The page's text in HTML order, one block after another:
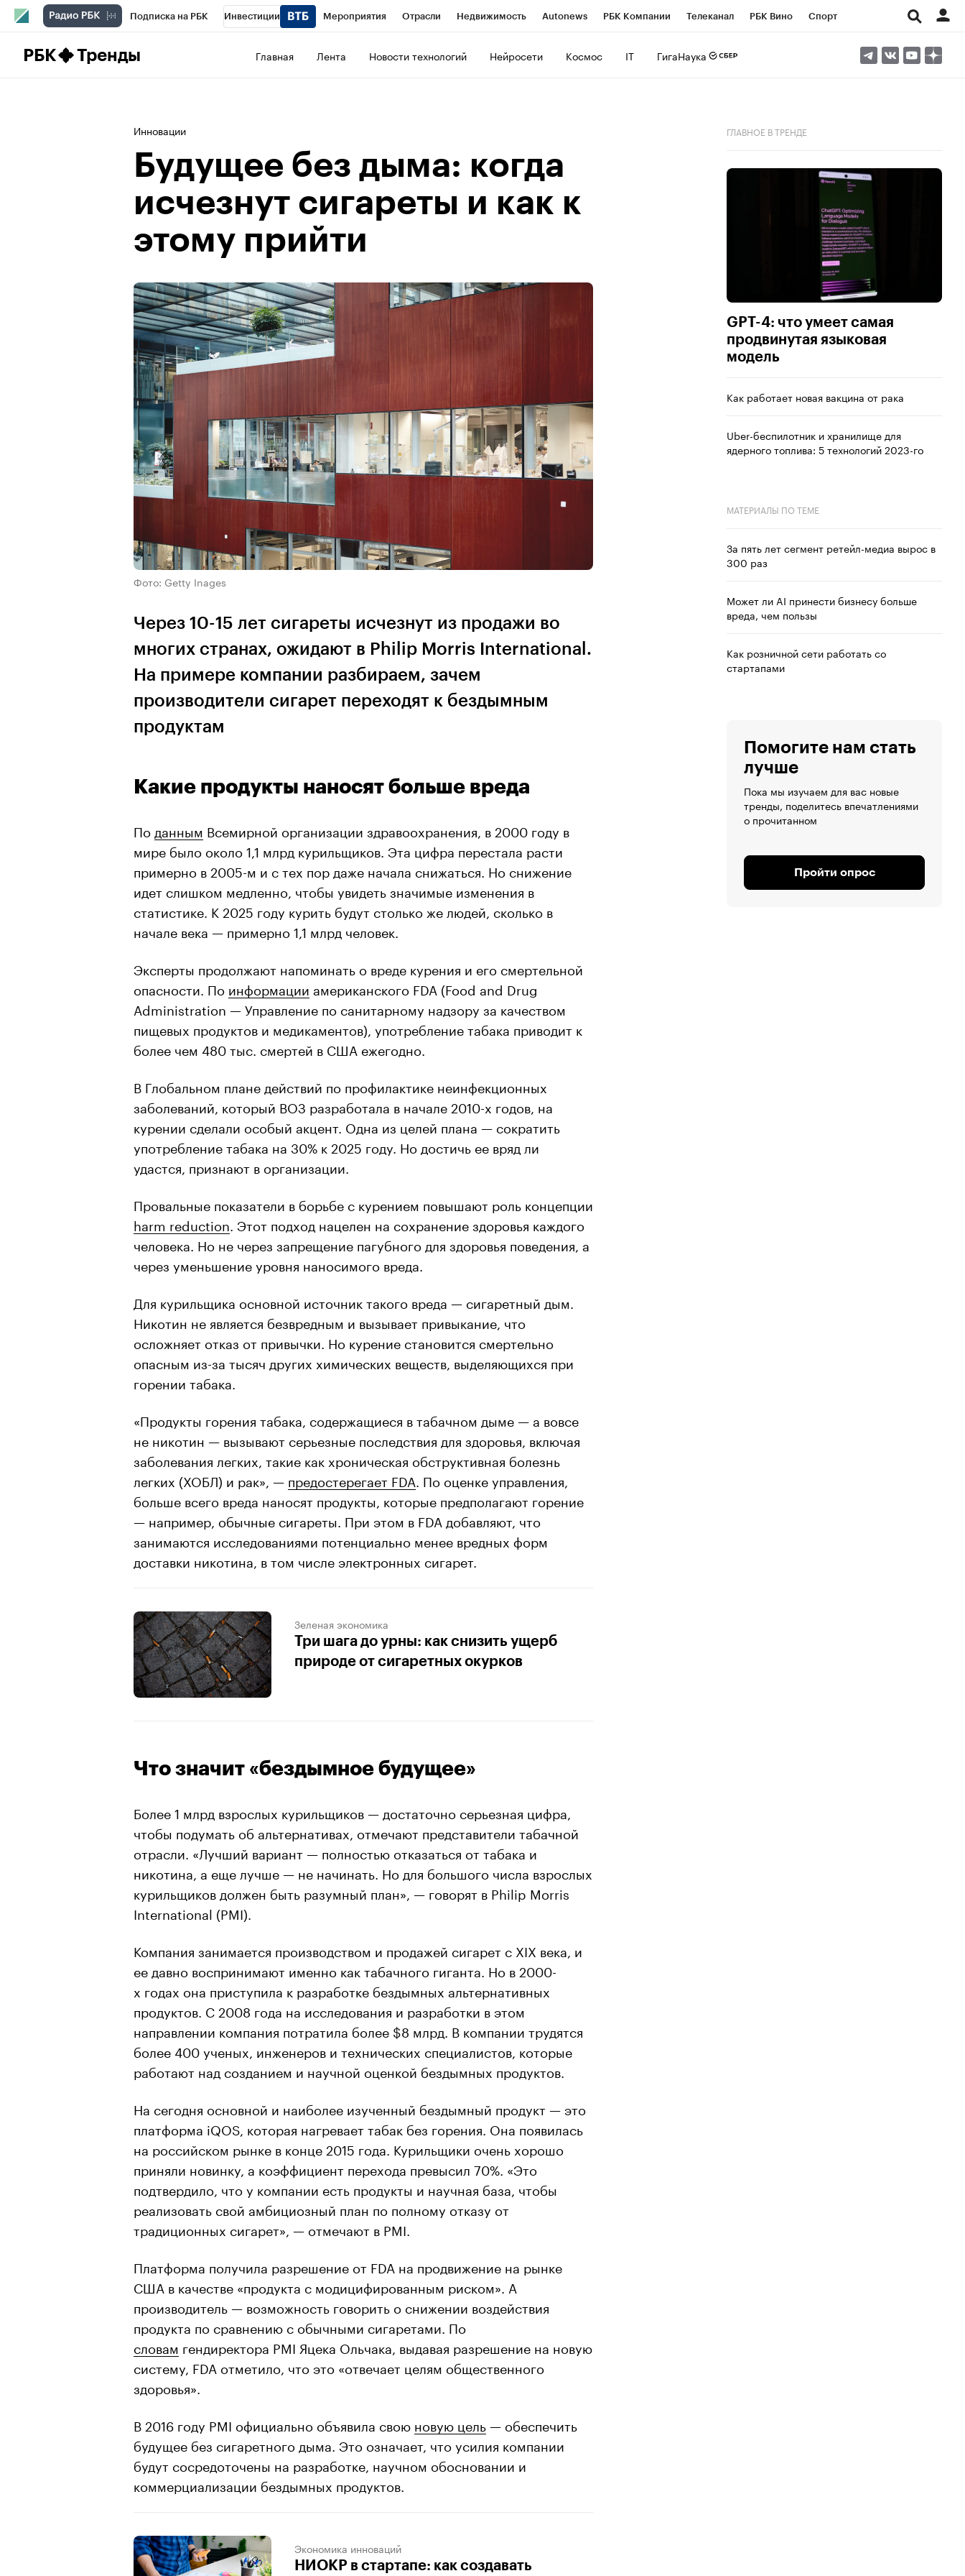
Подписка на РБК Инвестиции Мероприятия Отрасли Недвижимость Autonews РБК Компании Телеканал РБК Вино Спорт
РБК Тренды Главная Лента Новости технологий Нейросети Космос IT ГигаНаука
Инновации
Будущее без дыма: когда
исчезнут сигареты и как к
этому прийти
Фото: Getty Inages
Через 10-15 лет сигареты исчезнут из продажи во
многих странах, ожидают в Philip Morris International.
На примере компании разбираем, зачем
производители сигарет переходят к бездымным
продуктам
Какие продукты наносят больше вреда
По данным Всемирной организации здравоохранения, в 2000 году в
мире было около 1,1 млрд курильщиков. Эта цифра перестала расти
примерно в 2005-м и с тех пор даже начала снижаться. Но снижение
идет слишком медленно, чтобы увидеть значимые изменения в
статистике. К 2025 году курить будут столько же людей, сколько в
начале века — примерно 1,1 млрд человек.
Эксперты продолжают напоминать о вреде курения и его смертельной
опасности. По информации американского FDA (Food and Drug
Administration — Управление по санитарному надзору за качеством
пищевых продуктов и медикаментов), употребление табака приводит к
более чем 480 тыс. смертей в США ежегодно.
В Глобальном плане действий по профилактике неинфекционных
заболеваний, который ВОЗ разработала в начале 2010-х годов, на
курении сделали особый акцент. Одна из целей плана — сократить
употребление табака на 30% к 2025 году. Но достичь ее вряд ли
удастся, признают в организации.
Провальные показатели в борьбе с курением повышают роль концепции
harm reduction . Этот подход нацелен на сохранение здоровья каждого
человека. Но не через запрещение пагубного для здоровья поведения, а
через уменьшение уровня наносимого вреда.
Для курильщика основной источник такого вреда — сигаретный дым.
Никотин не является безвредным и вызывает привыкание, что
осложняет отказ от привычки. Но курение становится смертельно
опасным из-за тысяч других химических веществ, выделяющихся при
горении табака.
«Продукты горения табака, содержащиеся в табачном дыме — а вовсе
не никотин — вызывают серьезные последствия для здоровья, включая
заболевания легких, такие как хроническая обструктивная болезнь
легких (ХОБЛ) и рак», — предостерегает FDA . По оценке управления,
больше всего вреда наносят продукты, которые предполагают горение
— например, обычные сигареты. При этом в FDA добавляют, что
занимаются исследованиями потенциально менее вредных форм
доставки никотина, в том числе электронных сигарет.
Зеленая экономика
Три шага до урны: как снизить ущерб
природе от сигаретных окурков
Что значит «бездымное будущее»
Более 1 млрд взрослых курильщиков — достаточно серьезная цифра,
чтобы подумать об альтернативах, отмечают представители табачной
отрасли. «Лучший вариант — полностью отказаться от табака и
никотина, а еще лучше — не начинать. Но для большого числа взрослых
курильщиков должен быть разумный план», — говорят в Philip Morris
International (PMI).
Компания занимается производством и продажей сигарет с XIX века, и
ее давно воспринимают именно как табачного гиганта. Но в 2000-
х годах она приступила к разработке бездымных альтернативных
продуктов. С 2008 года на исследования и разработки в этом
направлении компания потратила более $8 млрд. В компании трудятся
более 400 ученых, инженеров и технических специалистов, которые
работают над созданием и научной оценкой бездымных продуктов.
На сегодня основной и наиболее изученный бездымный продукт — это
платформа iQOS, которая нагревает табак без горения. Она появилась
на российском рынке в конце 2015 года. Курильщики очень хорошо
приняли новинку, а коэффициент перехода превысил 70%. «Это
подтвердило, что у компании есть продукты и научная база, чтобы
реализовать свой амбициозный план по полному отказу от
традиционных сигарет», — отмечают в PMI.
Платформа получила разрешение от FDA на продвижение на рынке
США в качестве «продукта с модицифированным риском». А
производитель — возможность говорить о снижении воздействия
продукта по сравнению с обычными сигаретами. По
словам гендиректора PMI Яцека Ольчака, выдавая разрешение на новую
систему, FDA отметило, что это «отвечает целям общественного
здоровья».
В 2016 году PMI официально объявила свою новую цель — обеспечить
будущее без сигаретного дыма. Это означает, что усилия компании
будут сосредоточены на разработке, научном обосновании и
коммерциализации бездымных продуктов.
Экономика инноваций
НИОКР в стартапе: как создавать
ГЛАВНОЕ В ТРЕНДЕ
GPT-4: что умеет самая
продвинутая языковая
модель
Как работает новая вакцина от рака
Uber-беспилотник и хранилище для
ядерного топлива: 5 технологий 2023-го
МАТЕРИАЛЫ ПО ТЕМЕ
За пять лет сегмент ретейл-медиа вырос в
300 раз
Может ли AI принести бизнесу больше
вреда, чем пользы
Как розничной сети работать со
стартапами
Помогите нам стать
лучше
Пока мы изучаем для вас новые
тренды, поделитесь впечатлениями
о прочитанном
Пройти опрос